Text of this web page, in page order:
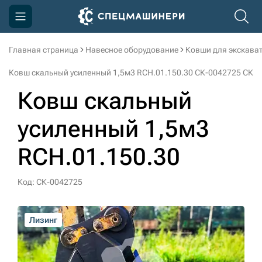
Главная страница Навесное оборудование Ковши для
Ковш скальный усиленный 1,5м3 RCH.01.150.30 СК-0042725 СК
Ковш скальный
усиленный 1,5м3
RCH.01.150.30
Код: СК-0042725
Лизинг
Лизинг
Лизинг
Компания
Доставка и оплата
Информация
Контакты
3D тур по производству
sksale@skdst.ru